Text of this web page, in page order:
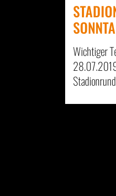
Wichtiger